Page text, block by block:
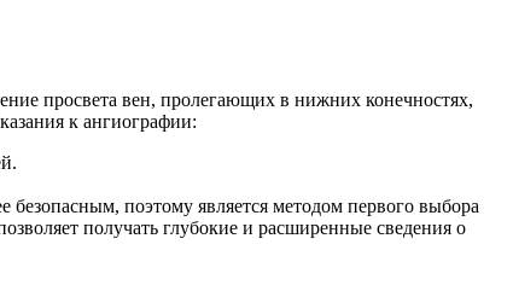
просвета вен, пролегающих в нижних конечностях,
к ангиографии:
безопасным, поэтому является методом первого выбора
получать глубокие и расширенные сведения о